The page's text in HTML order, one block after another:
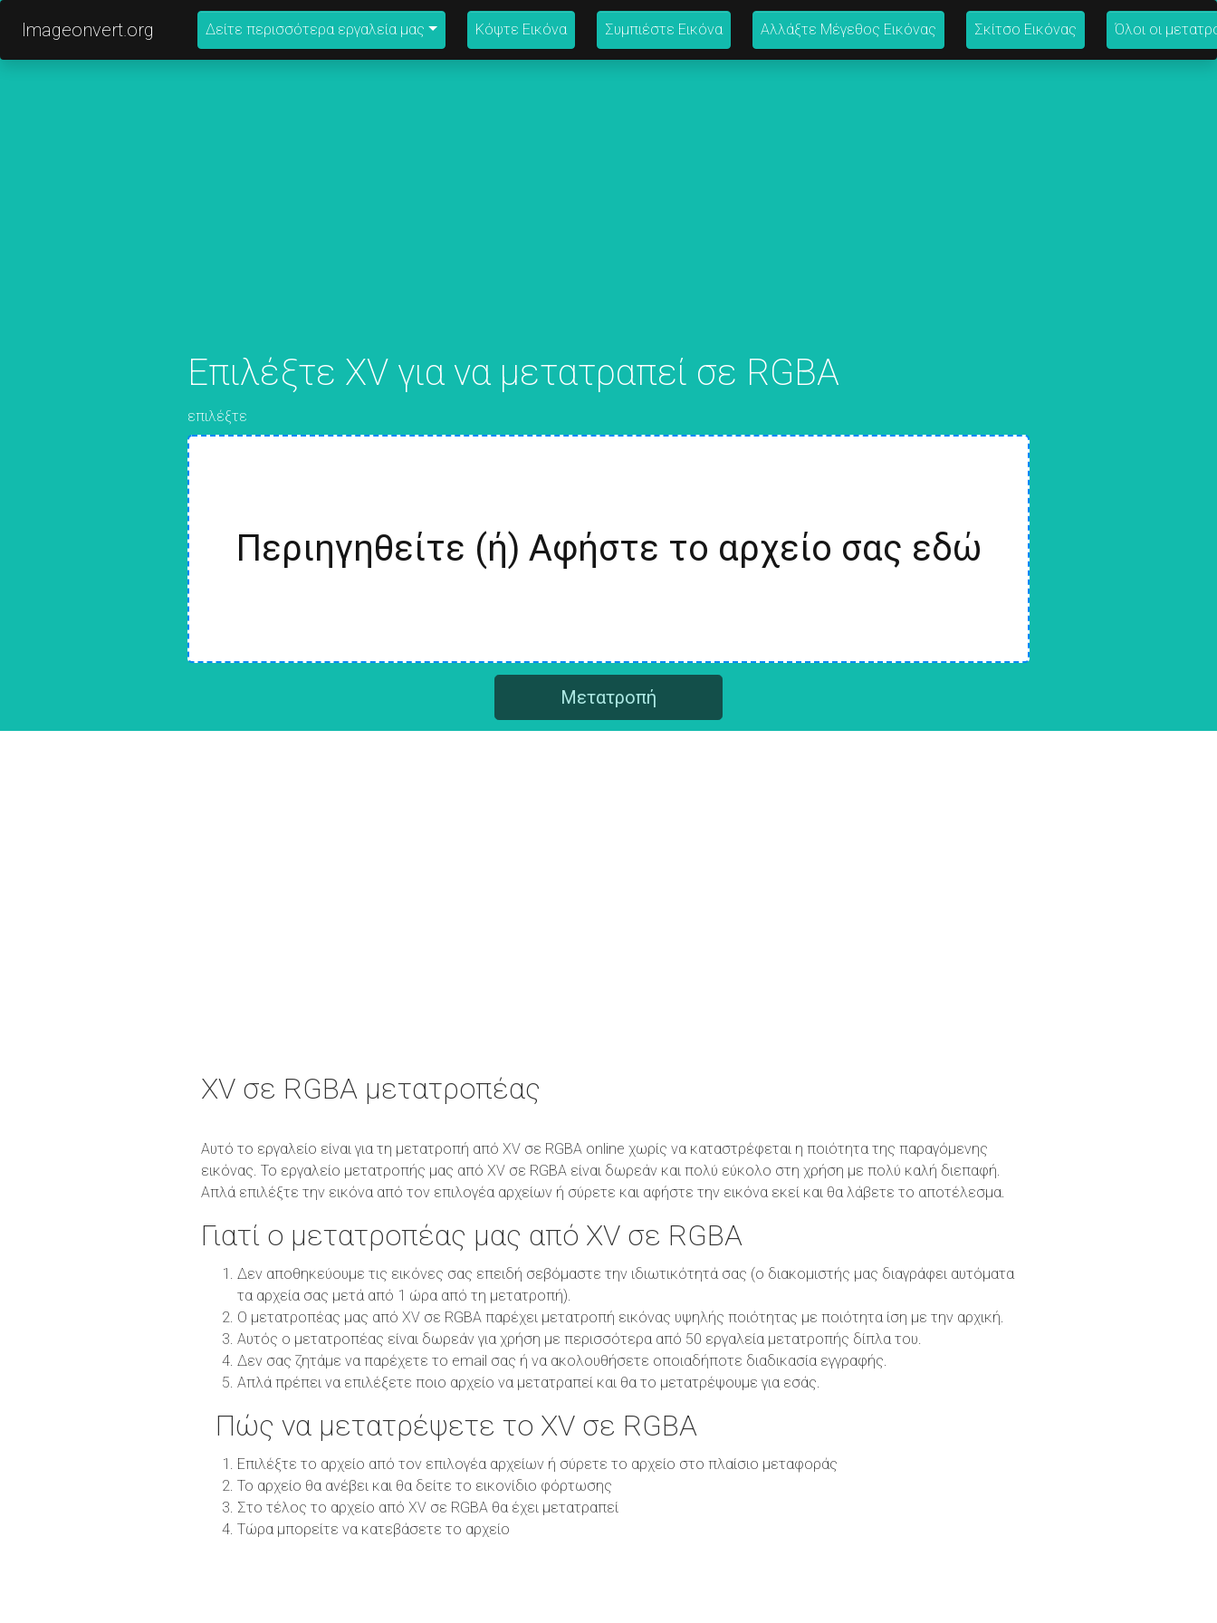
Imageonvert.org Δείτε περισσότερα εργαλεία μας Κόψτε Εικόνα Συμπιέστε Εικόνα Αλλάξτε Μέγεθος Εικόνας Σκίτσο Εικόνας Όλοι οι
Επιλέξτε XV για να μετατραπεί σε RGBA
επιλέξτε
Περιηγηθείτε (ή) Αφήστε το αρχείο σας εδώ
Μετατροπή
XV σε RGBA μετατροπέας
Αυτό το εργαλείο είναι για τη μετατροπή από XV σε RGBA online χωρίς να καταστρέφεται η ποιότητα της παραγόμενης
εικόνας. Το εργαλείο μετατροπής μας από XV σε RGBA είναι δωρεάν και πολύ εύκολο στη χρήση με πολύ καλή διεπαφή.
Απλά επιλέξτε την εικόνα από τον επιλογέα αρχείων ή σύρετε και αφήστε την εικόνα εκεί και θα λάβετε το αποτέλεσμα.
Γιατί ο μετατροπέας μας από XV σε RGBA
Δεν αποθηκεύουμε τις εικόνες σας επειδή σεβόμαστε την ιδιωτικότητά σας (ο διακομιστής μας διαγράφει αυτόματα
τα αρχεία σας μετά από 1 ώρα από τη μετατροπή).
Ο μετατροπέας μας από XV σε RGBA παρέχει μετατροπή εικόνας υψηλής ποιότητας με ποιότητα ίση με την αρχική.
Αυτός ο μετατροπέας είναι δωρεάν για χρήση με περισσότερα από 50 εργαλεία μετατροπής δίπλα του.
Δεν σας ζητάμε να παρέχετε το email σας ή να ακολουθήσετε οποιαδήποτε διαδικασία εγγραφής.
Απλά πρέπει να επιλέξετε ποιο αρχείο να μετατραπεί και θα το μετατρέψουμε για εσάς.
Πώς να μετατρέψετε το XV σε RGBA
Επιλέξτε το αρχείο από τον επιλογέα αρχείων ή σύρετε το αρχείο στο πλαίσιο μεταφοράς
Το αρχείο θα ανέβει και θα δείτε το εικονίδιο φόρτωσης
Στο τέλος το αρχείο από XV σε RGBA θα έχει μετατραπεί
Τώρα μπορείτε να κατεβάσετε το αρχείο